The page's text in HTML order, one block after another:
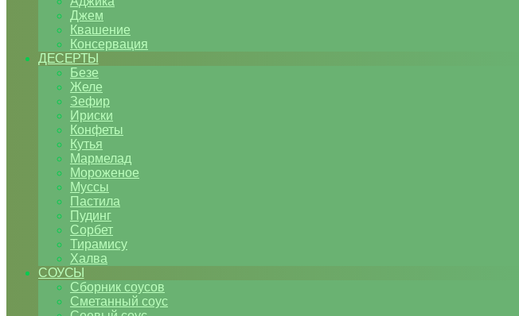
Джем
Квашение
Консервация
ДЕСЕРТЫ
Безе
Желе
Зефир
Ириски
Конфеты
Кутья
Мармелад
Мороженое
Муссы
Пастила
Пудинг
Сорбет
Тирамису
Халва
СОУСЫ
Сборник соусов
Сметанный соус